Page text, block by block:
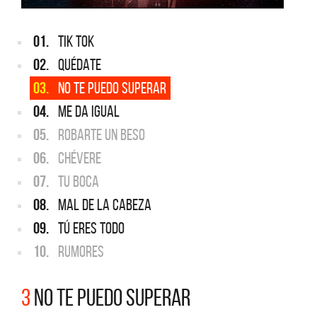
01. TIK TOK
02. QUÉDATE
03. NO TE PUEDO SUPERAR
04. ME DA IGUAL
05. ROBARTE UN BESO
06. CHÉVERE
07. TU BOCA
08. MAL DE LA CABEZA
09. TÚ ERES TODO
10. RUMORES
3NO TE PUEDO SUPERAR